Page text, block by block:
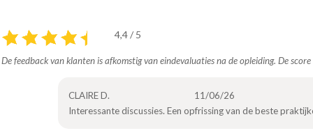
4,4 / 5
De feedback van klanten is afkomstig van eindevaluaties na de opleiding. De
CLAIRE D.
11/06/26
Interessante discussies. Een opfrissing van de beste